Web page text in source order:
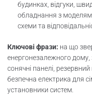
будинках, відгуки,
обладнання з
схеми та
Ключові фрази: на що
енергонезалежного дому,
сонячні панелі,
безпечна електрика для
установники систем.